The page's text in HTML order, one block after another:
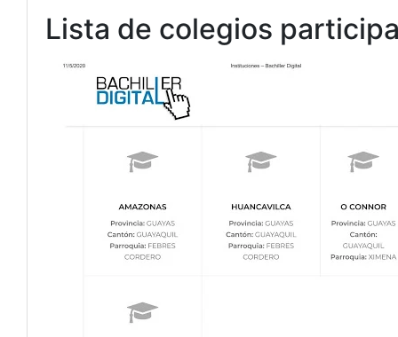
Lista de colegios